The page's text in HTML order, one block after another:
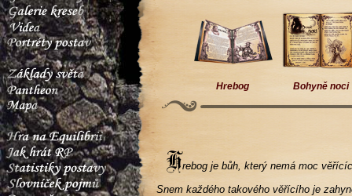
Hrebog Bohyně noci
rebog je bůh, který nemá moc
Snem každého takového věřícího je